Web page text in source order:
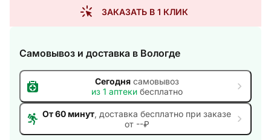
ЗАКАЗАТЬ В 1 КЛИК
Самовывоз и доставка в Вологде
Сегоднясамовывоз
из 1 аптекибесплатно
От 60 минут, доставка бесплатно при заказе
от --₽